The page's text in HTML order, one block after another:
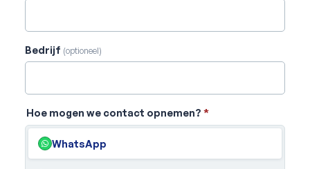
Bedrijf (optioneel)
Hoe mogen we contact opnemen? *
WhatsApp